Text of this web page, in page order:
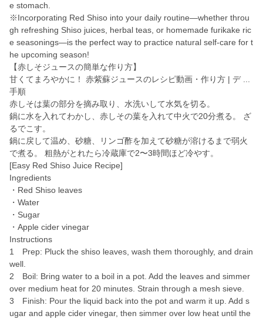
e stomach.
※Incorporating Red Shiso into your daily routine—whether throu
gh refreshing Shiso juices, herbal teas, or homemade furikake ric
e seasonings—is the perfect way to practice natural self-care for t
he upcoming season!
【赤しそジュースの簡単な作り方】
甘くてまろやかに！ 赤紫蘇ジュースのレシピ動画・作り方 | デ ...
手順
赤しそは葉の部分を摘み取り、水洗いして水気を切る。
鍋に水を入れてわかし、赤しその葉を入れて中火で20分煮る。 ざ
るでこす。
鍋に戻して温め、砂糖、リンゴ酢を加えて砂糖が溶けるまで弱火
で煮る。 粗熱がとれたら冷蔵庫で2〜3時間ほど冷やす。
[Easy Red Shiso Juice Recipe]
Ingredients
・Red Shiso leaves
・Water
・Sugar
・Apple cider vinegar
Instructions
1 Prep: Pluck the shiso leaves, wash them thoroughly, and drain
well.
2 Boil: Bring water to a boil in a pot. Add the leaves and simmer
over medium heat for 20 minutes. Strain through a mesh sieve.
3 Finish: Pour the liquid back into the pot and warm it up. Add s
ugar and apple cider vinegar, then simmer over low heat until the